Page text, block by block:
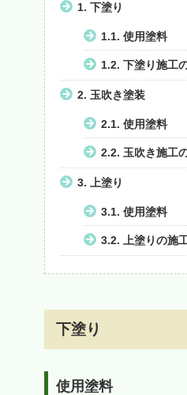
1. 下塗り
1.1. 使用塗料
1.2. 下塗り施工
2. 玉吹き塗装
2.1. 使用塗料
2.2. 玉吹き施工
3. 上塗り
3.1. 使用塗料
3.2. 上塗りの施
下塗り
使用塗料